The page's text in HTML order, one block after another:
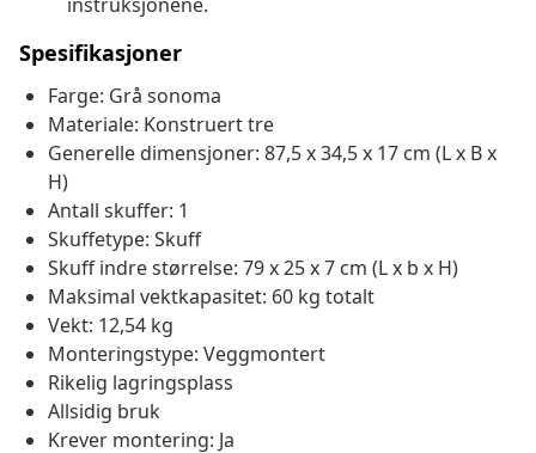
Spesifikasjoner
Farge: Grå sonoma
Materiale: Konstruert tre
Generelle dimensjoner: 87,5 x 34,5 x 17 cm (L x B x
H)
Antall skuffer: 1
Skuffetype: Skuff
Skuff indre størrelse: 79 x 25 x 7 cm (L x b x H)
Maksimal vektkapasitet: 60 kg totalt
Vekt: 12,54 kg
Monteringstype: Veggmontert
Rikelig lagringsplass
Allsidig bruk
Krever montering: Ja